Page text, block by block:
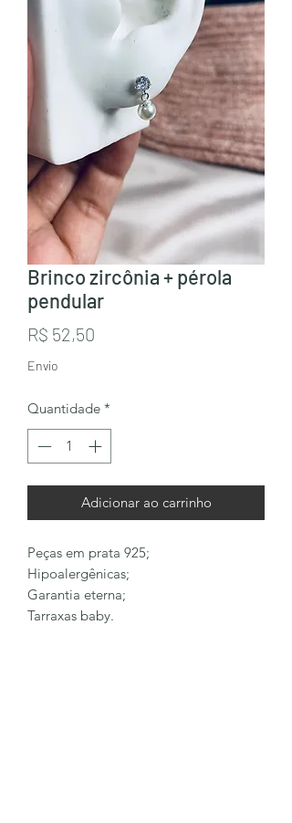
Brinco zircônia + pérola
pendular
R$ 52,50
Envio
Quantidade *
Adicionar ao carrinho
Peças em prata 925;
Hipoalergênicas;
Garantia eterna;
Tarraxas baby.